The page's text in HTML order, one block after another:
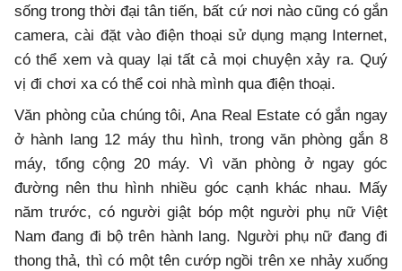
sống trong thời đại tân tiến, bất cứ nơi nào cũng có gắn
camera, cài đặt vào điện thoại sử dụng mạng Internet,
có thể xem và quay lại tất cả mọi chuyện xảy ra. Quý
vị đi chơi xa có thể coi nhà mình qua điện thoại.
Văn phòng của chúng tôi, Ana Real Estate có gắn ngay
ở hành lang 12 máy thu hình, trong văn phòng gắn 8
máy, tổng cộng 20 máy. Vì văn phòng ở ngay góc
đường nên thu hình nhiều góc cạnh khác nhau. Mấy
năm trước, có người giật bóp một người phụ nữ Việt
Nam đang đi bộ trên hành lang. Người phụ nữ đang đi
thong thả, thì có một tên cướp ngồi trên xe nhảy xuống